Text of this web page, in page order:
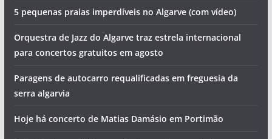
5 pequenas praias imperdíveis no Algarve (com vídeo)
Orquestra de Jazz do Algarve traz estrela internacional
para concertos gratuitos em agosto
Paragens de autocarro requalificadas em freguesia da
serra algarvia
Hoje há concerto de Matias Damásio em Portimão